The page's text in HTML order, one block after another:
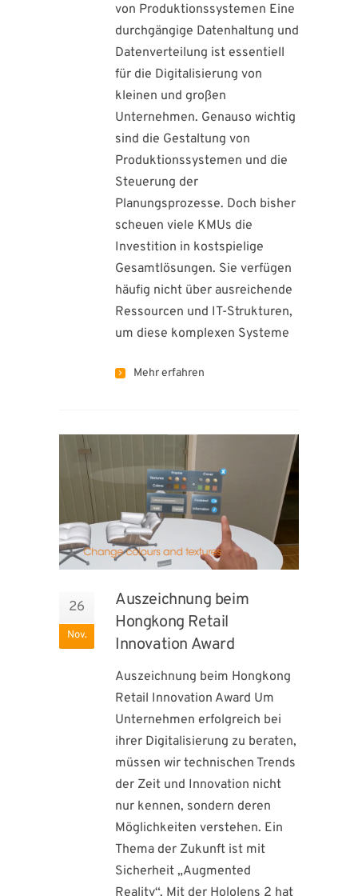
von Produktionssystemen Eine
durchgängige Datenhaltung und
Datenverteilung ist essentiell
für die Digitalisierung von
kleinen und großen
Unternehmen. Genauso wichtig
sind die Gestaltung von
Produktionssystemen und die
Steuerung der
Planungsprozesse. Doch bisher
scheuen viele KMUs die
Investition in kostspielige
Gesamtlösungen. Sie verfügen
häufig nicht über ausreichende
Ressourcen und IT-Strukturen,
um diese komplexen Systeme
Mehr erfahren
26
Nov.
Auszeichnung beim
Hongkong Retail
Innovation Award
Auszeichnung beim Hongkong
Retail Innovation Award Um
Unternehmen erfolgreich bei
ihrer Digitalisierung zu beraten,
müssen wir technischen Trends
der Zeit und Innovation nicht
nur kennen, sondern deren
Möglichkeiten verstehen. Ein
Thema der Zukunft ist mit
Sicherheit „Augmented
Reality“. Mit der Hololens 2 hat